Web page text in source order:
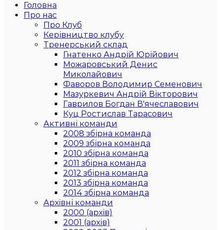
Головна
Про нас
Про Клуб
Керівництво клубу
Тренерський склад
Гнатенко Андрій Юрійович
Можаровський Денис
Миколайович
Фаворов Володимир Семенович
Мазуркевич Андрій Вікторович
Гаврилов Богдан В'ячеславович
Куц Ростислав Тарасович
Активні команди
2008 збірна команда
2009 збірна команда
2010 збірна команда
2011 збірна команда
2012 збірна команда
2013 збірна команда
2014 збірна команда
Архівні команди
2000 (архів)
2001 (архів)